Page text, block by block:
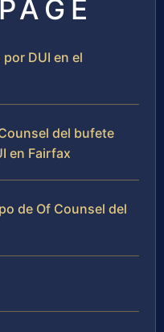
DUI en el
del bufete
en Fairfax
de Of Counsel del